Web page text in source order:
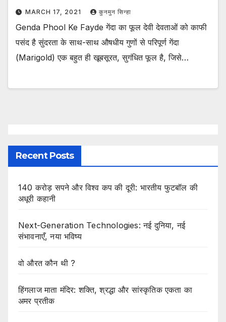
MARCH 17, 2021 कुनमुन सिन्हा
Genda Phool Ke Fayde गेंदा का फूल देवी देवताओं को काफी
पसंद है सुंदरता के साथ-साथ औषधीय गुणों से परिपूर्ण गेंदा
(Marigold) एक बहुत ही खूबसूरत, सुगंधित फूल है, जिसे…
Recent Posts
140 करोड़ सपने और विश्व कप की दूरी: भारतीय फुटबॉल की
अधूरी कहानी
Next-Generation Technologies: नई दुनिया, नई
संभावनाएँ, नया भविष्य
वो औरत कौन थी ?
हिंगलाज माता मंदिर: शक्ति, श्रद्धा और सांस्कृतिक एकता का
अमर प्रतीक